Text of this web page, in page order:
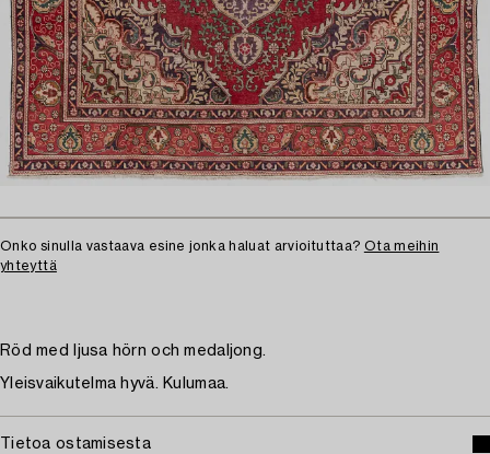
Onko sinulla vastaava esine jonka haluat arvioituttaa? Ota meihin
yhteyttä
Röd med ljusa hörn och medaljong.
Yleisvaikutelma hyvä. Kulumaa.
Tietoa ostamisesta